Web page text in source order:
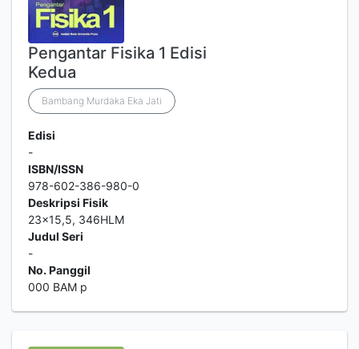
Pengantar Fisika 1 Edisi
Kedua
Bambang Murdaka Eka Jati
Edisi
-
ISBN/ISSN
978-602-386-980-0
Deskripsi Fisik
23x15,5, 346HLM
Judul Seri
-
No. Panggil
000 BAM p